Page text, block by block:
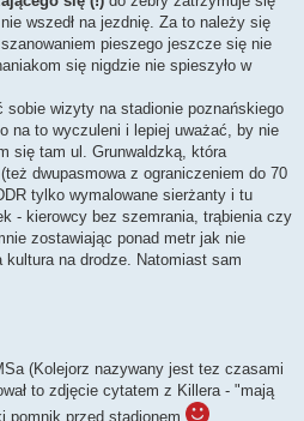
wszedł na jezdnię. Za to należy się
pieszego jeszcze się nie
się nigdzie nie spieszyło w
sobie wizyty na stadionie poznańskiego
na to wyczuleni i lepiej uważać, by nie
się tam ul. Grunwaldzką, która
dwupasmowa z ograniczeniem do 70
tylko wymalowane sierżanty i tu
- kierowcy bez szemrania, trąbienia czy
zostawiając ponad metr jak nie
kultura na drodze. Natomiast sam
(Kolejorz nazywany jest tez czasami
to zdjęcie cytatem z Killera - "mają
pomnik przed stadionem